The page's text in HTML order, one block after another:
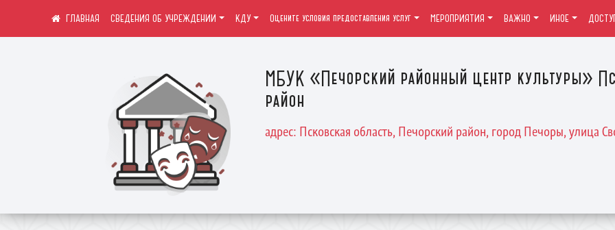
МБУК «Печорский районный центр культуры»
район
адрес: Псковская область, Печорский район, город Печоры, улица
СВЕДЕНИЯ ОБ УЧРЕЖДЕНИИ КДУ Оцените условия предоставления услуг МЕРОПРИЯТИЯ ВАЖНО ИНОЕ